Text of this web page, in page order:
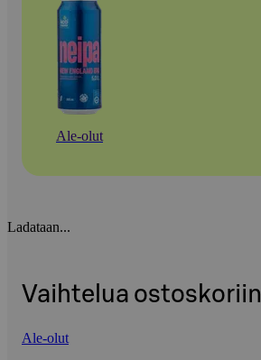
Ale-olut
Ladataan...
Vaihtelua ostoskoriin
Ale-olut